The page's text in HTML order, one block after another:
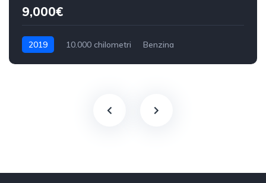
9,000€
2019 10.000 chilometri Benzina